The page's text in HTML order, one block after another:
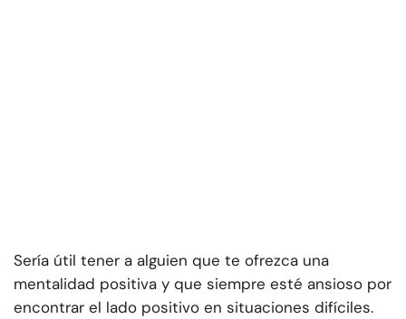
Sería útil tener a alguien que te ofrezca una
mentalidad positiva y que siempre esté ansioso por
encontrar el lado positivo en situaciones difíciles.